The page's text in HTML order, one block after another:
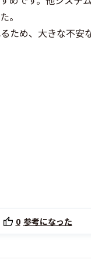
。
ため、大きな不安
0 参考になった